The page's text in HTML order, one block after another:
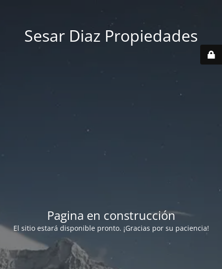
Sesar Diaz Propiedades
Pagina en construcción
El sitio estará disponible pronto. ¡Gracias por su paciencia!